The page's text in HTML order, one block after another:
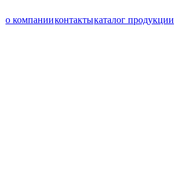
о компанииконтактыкаталог продукции